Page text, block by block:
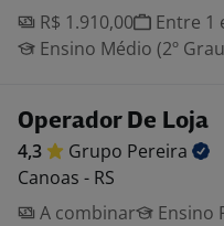
R$ 1.910,00
Entre 1
Ensino Médio (2º
Operador De Loja
4,3 Grupo Pereira
Canoas - RS
A combinar
Ensino